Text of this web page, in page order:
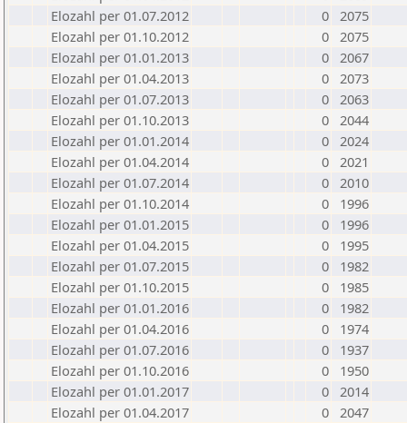
Elozahl per 01.07.2012
0 2075
Elozahl per 01.10.2012
0 2075
Elozahl per 01.01.2013
0 2067
Elozahl per 01.04.2013
0 2073
Elozahl per 01.07.2013
0 2063
Elozahl per 01.10.2013
0 2044
Elozahl per 01.01.2014
0 2024
Elozahl per 01.04.2014
0 2021
Elozahl per 01.07.2014
0 2010
Elozahl per 01.10.2014
0
1996
Elozahl per 01.01.2015
0
1996
Elozahl per 01.04.2015
0
1995
Elozahl per 01.07.2015
0
1982
Elozahl per 01.10.2015
0
1985
Elozahl per 01.01.2016
0
1982
Elozahl per 01.04.2016
0
1974
Elozahl per 01.07.2016
0
1937
Elozahl per 01.10.2016
0
1950
Elozahl per 01.01.2017
0 2014
Elozahl per 01.04.2017
0 2047